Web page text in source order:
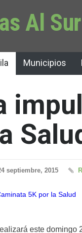
Al Sur
Municipios
septiembre, 2015
este domingo